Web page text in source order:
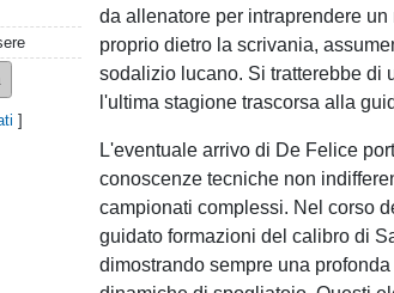
]
da allenatore per intraprendere
proprio dietro la scrivania,
sodalizio lucano. Si tratterebbe di
l'ultima stagione trascorsa alla
L'eventuale arrivo di De Felice
conoscenze tecniche non
campionati complessi. Nel corso
guidato formazioni del calibro di
dimostrando sempre una